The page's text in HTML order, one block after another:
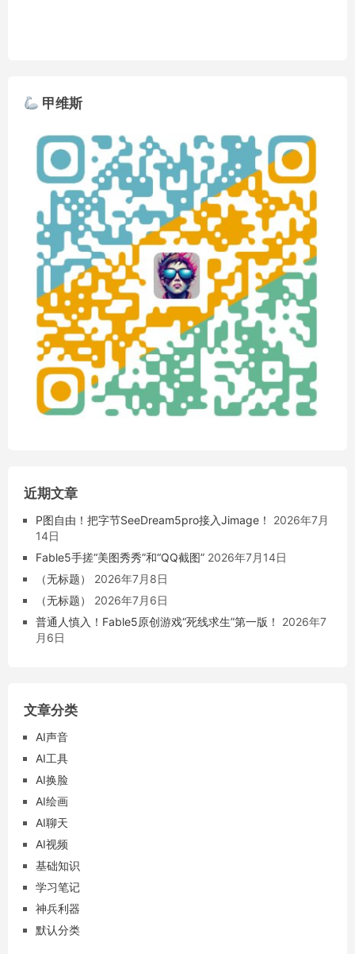
甲维斯
近期文章
P图自由！把字节SeeDream5pro接入Jimage！
2026年7月
14日
Fable5手搓“美图秀秀”和“QQ截图” 2026年7月14日
（无标题）
2026年7月8日
（无标题）
2026年7月6日
普通人慎入！Fable5原创游戏“死线求生”第一版！
2026年7
月6日
文章分类
AI声音
AI工具
AI换脸
AI绘画
AI聊天
AI视频
基础知识
学习笔记
神兵利器
默认分类